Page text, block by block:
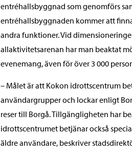
entréhallsbyggnad som genomförs
entréhallsbyggnaden kommer att
andra funktioner. Vid
allaktivitetsarenan har man beaktat
evenemang, även för över 3 000
– Målet är att Kokon idrottscentrum
användargrupper och lockar enligt
reser till Borgå. Tillgängligheten har
idrottscentrumet betjänar också
äldre användare, beskriver